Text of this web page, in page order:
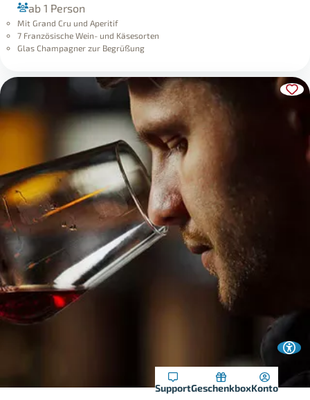
SupportGeschenkboxKonto
ab 1 Person
Mit Grand Cru und Aperitif
7 Französische Wein- und Käsesorten
Glas Champagner zur Begrüßung